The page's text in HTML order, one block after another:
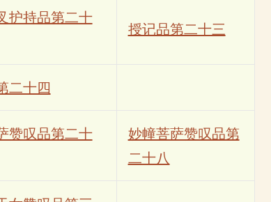
护持品第二十
授记品第二十三
二十四
赞叹品第二十
妙幢菩萨赞叹品第
二十八